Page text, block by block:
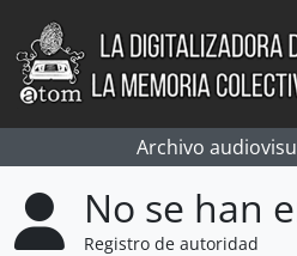
Skip to main content
Archivo
No se han
Registro de autoridad